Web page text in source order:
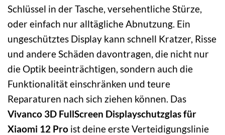
Schlüssel in der Tasche, versehentliche Stürze,
oder einfach nur alltägliche Abnutzung. Ein
ungeschütztes Display kann schnell Kratzer, Risse
und andere Schäden davontragen, die nicht nur
die Optik beeinträchtigen, sondern auch die
Funktionalität einschränken und teure
Reparaturen nach sich ziehen können. Das
Vivanco 3D FullScreen Displayschutzglas für
Xiaomi 12 Pro ist deine erste Verteidigungslinie